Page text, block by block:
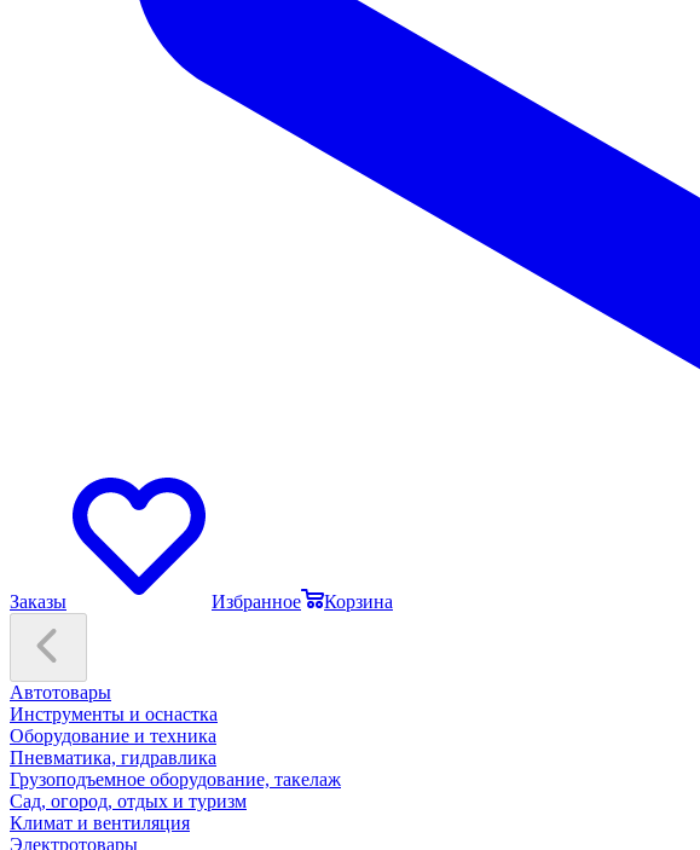
Заказы Избранное Корзина
Автотовары
Инструменты и оснастка
Оборудование и техника
Пневматика, гидравлика
Грузоподъемное оборудование, такелаж
Сад, огород, отдых и туризм
Климат и вентиляция
Электротовары